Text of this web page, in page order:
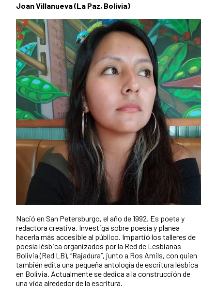
Joan Villanueva (La Paz, Bolivia)
Nació en San Petersburgo, el año de 1992. Es poeta y
redactora creativa. Investiga sobre poesía y planea
hacerla más accesible al público. Impartió los talleres de
poesía lésbica organizados por la Red de Lesbianas
Bolivia (Red LB), “Rajadura”, junto a Ros Amils, con quien
también edita una pequeña antología de escritura lésbica
en Bolivia. Actualmente se dedica a la construcción de
una vida alrededor de la escritura.